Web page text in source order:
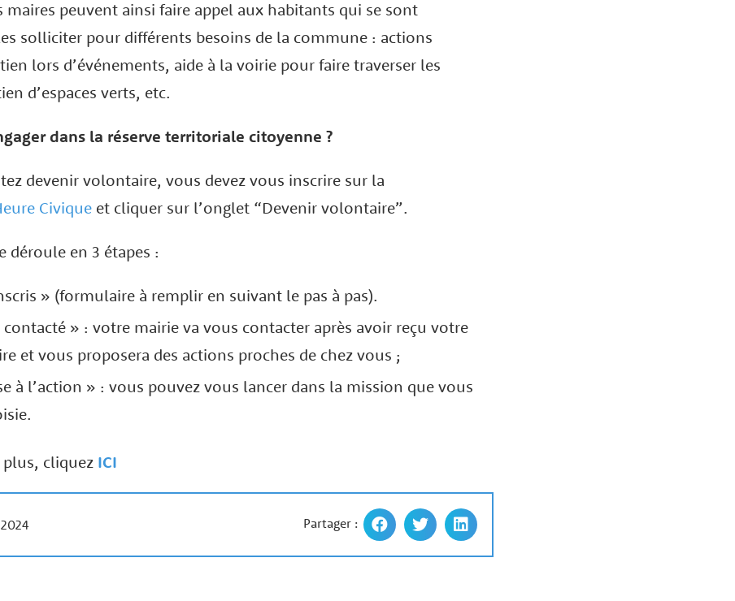
maires peuvent ainsi faire appel aux habitants qui se sont
solliciter pour différents besoins de la commune : actions
lors d’événements, aide à la voirie pour faire traverser les
d’espaces verts, etc.
dans la réserve territoriale citoyenne ?
devenir volontaire, vous devez vous inscrire sur la
Civique et cliquer sur l’onglet “Devenir volontaire”.
déroule en 3 étapes :
» (formulaire à remplir en suivant le pas à pas).
contacté » : votre mairie va vous contacter après avoir reçu votre
et vous proposera des actions proches de chez vous ;
à l’action » : vous pouvez vous lancer dans la mission que vous
cliquez ICI
Partager :